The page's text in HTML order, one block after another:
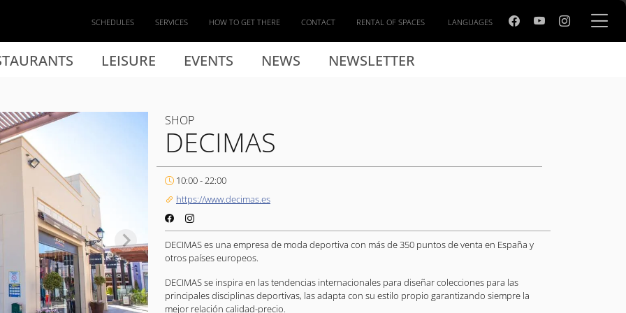
LEISURE EVENTS NEWS NEWSLETTER
SCHEDULES SERVICES HOW TO GET THERE CONTACT RENTAL OF SPACES LANGUAGES
SHOP
DECIMAS
10:00 - 22:00
https://www.decimas.es
DECIMAS es una empresa de moda deportiva con más de 350 puntos de venta en España y
otros países europeos.
DECIMAS se inspira en las tendencias internacionales para diseñar colecciones para las
principales disciplinas deportivas, las adapta con su estilo propio garantizando siempre la
mejor relación calidad-precio.